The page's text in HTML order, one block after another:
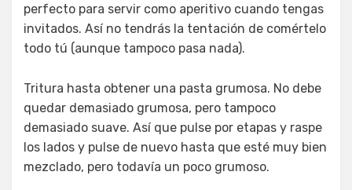
perfecto para servir como aperitivo cuando tengas
invitados. Así no tendrás la tentación de comértelo
todo tú (aunque tampoco pasa nada).
Tritura hasta obtener una pasta grumosa. No debe
quedar demasiado grumosa, pero tampoco
demasiado suave. Así que pulse por etapas y raspe
los lados y pulse de nuevo hasta que esté muy bien
mezclado, pero todavía un poco grumoso.